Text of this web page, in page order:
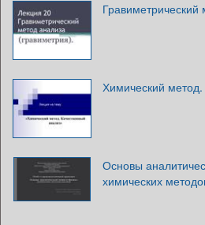
Химический
Основы
химических